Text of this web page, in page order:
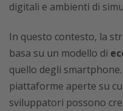
digitali e ambienti di
In questo contesto, la
basa su un modello di
quello degli
piattaforme aperte su
sviluppatori possono